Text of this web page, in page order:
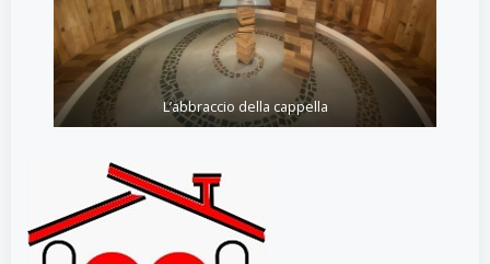
L’abbraccio della cappella